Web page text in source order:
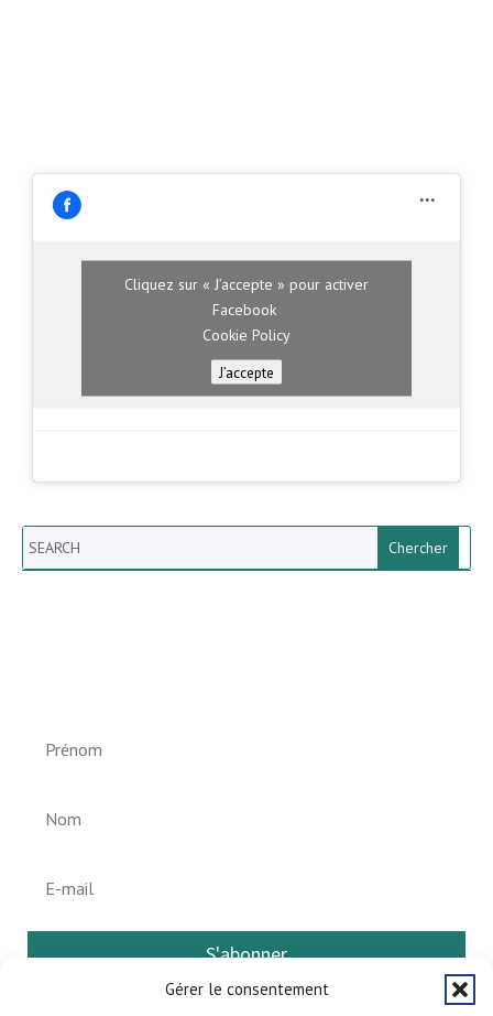
Gérer le consentement
Cliquez sur « J’accepte » pour activer
Facebook
Cookie Policy
J’accepte
Search
S'abonner